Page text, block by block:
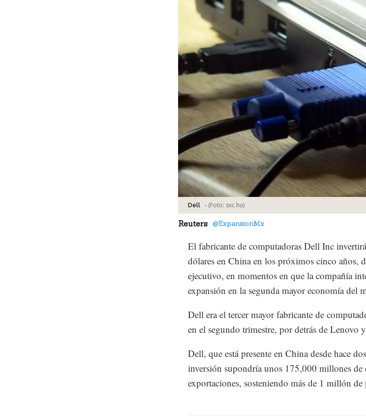
Dell - (Foto: sxc.hu)
Reuters @ExpansionMx
El fabricante de computadoras Dell Inc
dólares en China en los próximos cinco años,
ejecutivo, en momentos en que la compañía
expansión en la segunda mayor economía del
Dell era el tercer mayor fabricante de
en el segundo trimestre, por detrás de Lenovo
Dell, que está presente en China desde hace
inversión supondría unos 175,000 millones de
exportaciones, sosteniendo más de 1 millón